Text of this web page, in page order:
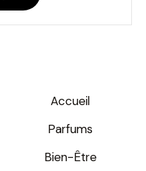
Accueil
Parfums
Bien-Être